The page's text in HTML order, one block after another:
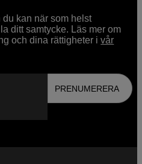
kan när som helst
ditt samtycke. Läs mer om
och dina rättigheter ivår
PRENUMERERA